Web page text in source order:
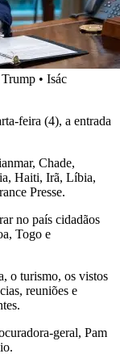
• Isác
feira (4), a entrada
Chade,
Haiti, Irã, Líbia,
Presse.
no país cidadãos
Togo e
o turismo, os vistos
reuniões e
geral, Pam